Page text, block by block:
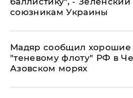
союзникам Украины
Мадяр сообщил хорошие
"теневому флоту" РФ в
Азовском морях